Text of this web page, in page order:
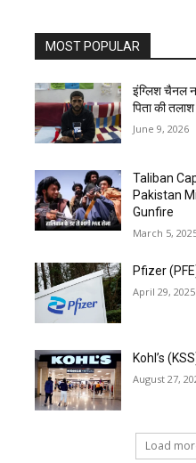
MOST POPULAR
इंग्लिश चैनल
पिता की तलाश
June 9, 2026
Taliban
Pakistan
Gunfire
March 5,
Pfizer
April 29, 2025
Kohl’s
August 27,
Load